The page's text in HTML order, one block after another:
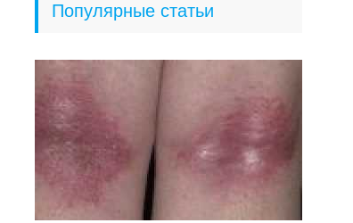
Популярные статьи